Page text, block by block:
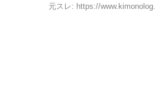
元スレ: https://